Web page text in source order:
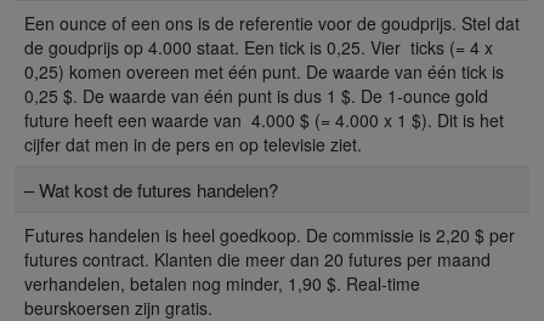
Een ounce of een ons is de referentie voor de goudprijs. Stel dat
de goudprijs op 4.000 staat. Een tick is 0,25. Vier ticks (= 4 x
0,25) komen overeen met één punt. De waarde van één tick is
0,25 $. De waarde van één punt is dus 1 $. De 1-ounce gold
future heeft een waarde van 4.000 $ (= 4.000 x 1 $). Dit is het
cijfer dat men in de pers en op televisie ziet.
– Wat kost de futures handelen?
Futures handelen is heel goedkoop. De commissie is 2,20 $ per
futures contract. Klanten die meer dan 20 futures per maand
verhandelen, betalen nog minder, 1,90 $. Real-time
beurskoersen zijn gratis.